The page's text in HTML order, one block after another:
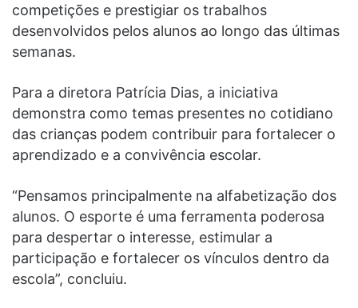
competições e prestigiar os trabalhos
desenvolvidos pelos alunos ao longo das últimas
semanas.
Para a diretora Patrícia Dias, a iniciativa
demonstra como temas presentes no cotidiano
das crianças podem contribuir para fortalecer o
aprendizado e a convivência escolar.
“Pensamos principalmente na alfabetização dos
alunos. O esporte é uma ferramenta poderosa
para despertar o interesse, estimular a
participação e fortalecer os vínculos dentro da
escola”, concluiu.